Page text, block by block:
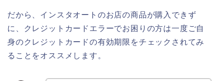
だから、インスタオートのお店の商品が購入できず
に、クレジットカードエラーでお困りの方は一度ご自
身のクレジットカードの有効期限をチェックされてみ
ることをオススメします。